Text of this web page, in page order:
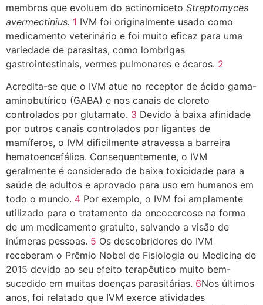
membros que evoluem do actinomiceto Streptomyces
avermectinius. 1 IVM foi originalmente usado como
medicamento veterinário e foi muito eficaz para uma
variedade de parasitas, como lombrigas
gastrointestinais, vermes pulmonares e ácaros. 2
Acredita-se que o IVM atue no receptor de ácido gama-
aminobutírico (GABA) e nos canais de cloreto
controlados por glutamato. 3 Devido à baixa afinidade
por outros canais controlados por ligantes de
mamíferos, o IVM dificilmente atravessa a barreira
hematoencefálica. Consequentemente, o IVM
geralmente é considerado de baixa toxicidade para a
saúde de adultos e aprovado para uso em humanos em
todo o mundo. 4 Por exemplo, o IVM foi amplamente
utilizado para o tratamento da oncocercose na forma
de um medicamento gratuito, salvando a visão de
inúmeras pessoas. 5 Os descobridores do IVM
receberam o Prêmio Nobel de Fisiologia ou Medicina de
2015 devido ao seu efeito terapêutico muito bem-
sucedido em muitas doenças parasitárias. 6Nos últimos
anos, foi relatado que IVM exerce atividades